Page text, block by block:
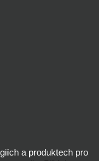
a produktech pro